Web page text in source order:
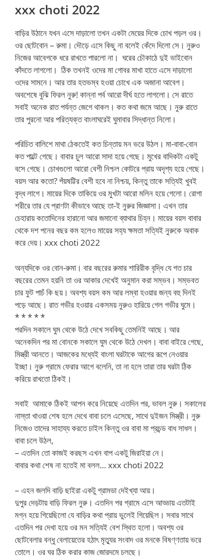
xxx choti 2022
বাড়ির উঠানে যখন এসে দাড়ালো তখন একটা মেয়ের দিকে চোখ পড়ল ওর।
ওর ছোটবোন – রুমা। দৌড়ে এসে কিছু না বলেই কেঁদে দিলো সে। নুরুও
নিজের আবেগকে ধরে রাখতে পারলো না। ঘরের চৌকাঠে দুই ভাইবোন
কাঁদতে লাগলো। ঠিক তখনই ওদের মা গোবর মাখা হাতে এসে দাড়ালো
ওদের সামনে। আর তার হতভম্ব হওয়া চোখে এক অজানা আবেগ।
অবশেষে বুঝি ফিরল নুরু! কান্না পর্ব আরো দীর্ঘ হতে লাগলো। সে রাতে
সবাই অনেক রাত পর্যন্ত জেগে থাকল। কত কথা জমে আছে। নুরু রাতে
তার পুরনো আর পরিত্যক্ত বাংলাঘরেই ঘুমাবার সিদ্ধান্ত নিলো।
পরিচিত বালিশে মাথা ঠেকতেই কত চিন্তায় মন ভরে উঠল। মা-বাবা-বোন
কত পাল্টে গেছে। বাবার চুল আরো সাদা হয়ে গেছে। মুখের বাদিকটা একটু
বসে গেছে। চোখগুলো আরো বেশী নিশ্চল কোটরে প্রায় অদৃশ্য হয়ে গেছে।
বয়স আর কতো? পঁয়ষট্টির বেশী হবে না নিশ্চয়, কিন্তু তাকে সত্যিই খুবই
বৃদ্ধ লাগে। মায়ের দিকে তাকিয়ে ওর মুখটা আরো মলিন হয়ে গেলো। রোগা
শরীরে তার যে প্রাণটা কীভাবে আছে তা-ই নুরুর জিজ্ঞাসা। এখন তার
চেহারায় কতোদিনের হারানো আর জমানো ব্যাথার চিহ্ন। মায়ের বয়স বাবার
থেকে দশ পনের বছর কম হলেও মায়ের সহ্য ক্ষমতা সত্যিই নুরুকে অবাক
করে দেয়। xxx choti 2022
অন্যদিকে ওর বোন-রুমা। বার বছরের রুমার শারিরীক বৃদ্ধি যে গত চার
বছরের তেমন হয়নি তা ওর আকার দেখেই অনুমান করা সম্ভব। সম্ভবত
চার ফুট পাচঁ কি ছয়। অবশ্য বয়স কম আর লম্বা হওয়ার জন্য বহু দিনই
পড়ে আছে। রাত গভীর হওয়ার একসময় নুরুও হারিয়ে গেল গভীর ঘুমে।
* * * * *
পরদিন সকালে ঘুম থেকে উঠে দেখে সবকিছু তেমনিই আছে। আর
অনেকদিন পর মা বোনকে সকালে ঘুম থেকে উঠে দেখল। বাবা বাইরে গেছে,
মিস্ত্রী আনতে। আজকের মধ্যেই বাংলা ঘরটাকে আগের রূপে নেওয়ার
ইচ্ছা। নুরু গ্রামে ফেরার আগে বলেনি, তা না হলে তারা তার ঘরটা ঠিক
করিয়ে রাখতো ঠিকই।
সবাই আমাকে ঠিকই আপন করে নিয়েছে এতদিন পর, ভাবল নুরু। সকালের
নাস্তা খাওয়া শেষ হলে দেখে বাবা চলে এসেছে, সাথে দুইজন মিস্ত্রী। নুরু
নিজেও তাদের সাহায্য করতে চাইল কিন্তু ওর বাবা মা প্রচন্ড বাধ সাধল।
বাবা চলে উঠল,
– এতদিন তো কাজই করছস এখন বাপ একটু জিরাইয়া নে।
বাবার কথা শেষ না হতেই মা বলল… xxx choti 2022
– এহন জলদি বাড়ি ছাইরা একটু গ্রামডা দেইখ্যা আয়।
দুপুর দেড়টায় বাড়ি ফিরল নুরু। এতদিন পর গ্রামে এসে আড্ডায় এতটাই
মগ্ন হয়ে গিয়েছিলো যে বাড়ির কথা প্রায় ভুলেই গিয়েছিল। সবার সাথে
এতদিন পর দেখা হয়ে ওর মন সত্যিই বেশ স্থিত হলো। অবশ্য ওর
ছোটবেলার বন্ধু বেলায়েতের হঠাৎ মৃত্যুর সংবাদ ওর মনকে বিষণ্ণতায় ভরে
তোলে। ওর ঘর ঠিক করার কাজ জোরদমে চলছে।